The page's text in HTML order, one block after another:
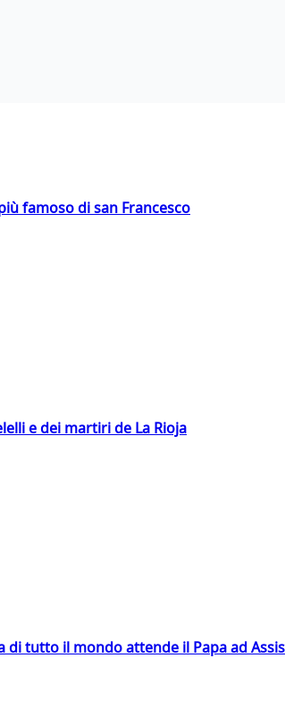
famoso di san Francesco
e dei martiri de La Rioja
di tutto il mondo attende il Papa ad